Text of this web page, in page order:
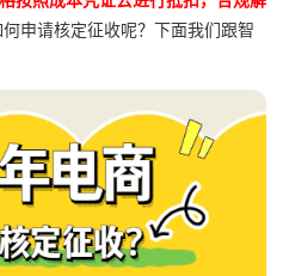
申请核定征收呢？下面我们跟智